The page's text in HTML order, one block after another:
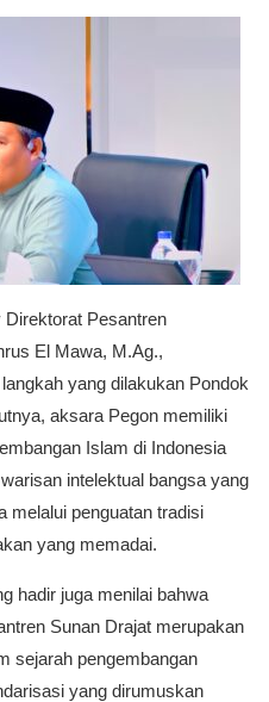
Direktorat Pesantren
El Mawa, M.Ag.,
yang dilakukan Pondok
aksara Pegon memiliki
Islam di Indonesia
intelektual bangsa yang
melalui penguatan tradisi
yang memadai.
hadir juga menilai bahwa
Sunan Drajat merupakan
sejarah pengembangan
yang dirumuskan